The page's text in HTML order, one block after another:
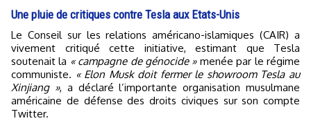
Une pluie de critiques contre Tesla aux Etats-Unis
Le Conseil sur les relations américano-islamiques (CAIR) a
vivement critiqué cette initiative, estimant que Tesla
soutenait la « campagne de génocide »menée par le régime
communiste. « Elon Musk doit fermer le showroom Tesla au
Xinjiang », a déclaré l’importante organisation musulmane
américaine de défense des droits civiques sur son compte
Twitter.